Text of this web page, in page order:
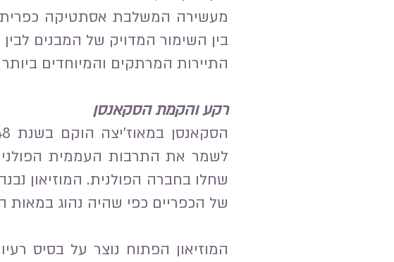
מעשירה המשלבת אסתטיקה כפרית
בין השימור המדויק של המבנים
התיירות המרתקים והמיוחדים ביותר
רקע והקמת הסקאנסן
לשמר את התרבות העממית
שחלו בחברה הפולנית. המוזיאון
של הכפריים כפי שהיה נהוג במאות ה-19 וה-
המוזיאון הפתוח נוצר על בסיס